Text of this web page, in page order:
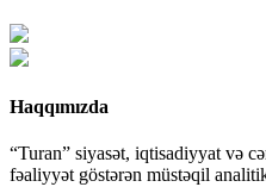
Haqqımızda
“Turan” siyasət, iqtisadiyyat və
fəaliyyət göstərən müstəqil